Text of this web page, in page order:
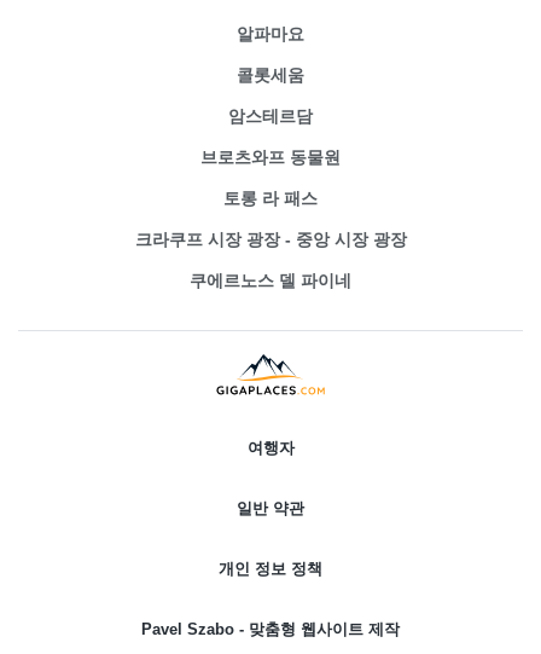
알파마요
콜롯세움
암스테르담
브로츠와프 동물원
토롱 라 패스
크라쿠프 시장 광장 - 중앙 시장 광장
쿠에르노스 델 파이네
여행자
일반 약관
개인 정보 정책
Pavel Szabo - 맞춤형 웹사이트 제작